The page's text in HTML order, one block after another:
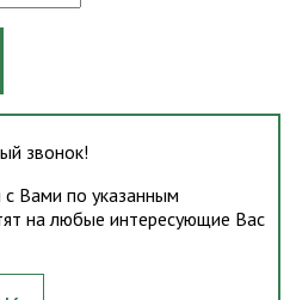
звонок!
Вами по указанным
на любые интересующие Вас